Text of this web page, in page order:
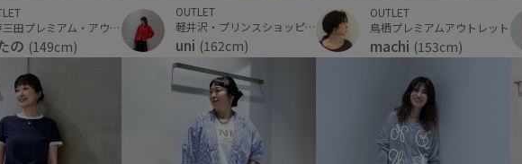
神戸三田プレミアム・アウトレット
の (149cm)
OUTLET
軽井沢・プリンスショッピングプラザ
uni (162cm)
OUTLET
鳥栖プレミアムアウトレット
machi (153cm)